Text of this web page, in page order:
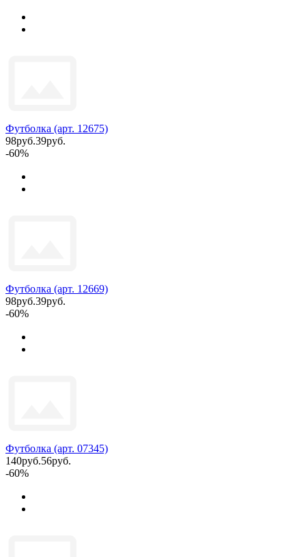
Футболка (арт. 12675)
98руб.39руб.
-60%
Футболка (арт. 12669)
98руб.39руб.
-60%
Футболка (арт. 07345)
140руб.56руб.
-60%